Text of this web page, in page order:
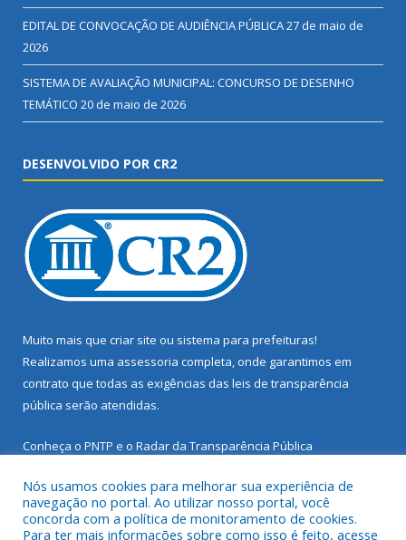
EDITAL DE CONVOCAÇÃO DE AUDIÊNCIA PÚBLICA27 de maio de
2026
SISTEMA DE AVALIAÇÃO MUNICIPAL: CONCURSO DE DESENHO
TEMÁTICO 20 de maio de 2026
DESENVOLVIDO POR CR2
Muito mais que criar site ou sistema para prefeituras!
Realizamos uma assessoria completa, onde garantimos em
contrato que todas as exigências das leis de transparência
pública serão atendidas.
Conheça o PNTP e o Radar da Transparência Pública
Nós usamos cookies para melhorar sua experiência de
navegação no portal. Ao utilizar nosso portal, você
concorda com a política de monitoramento de cookies.
Para ter mais informações sobre como isso é feito, acesse